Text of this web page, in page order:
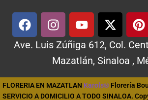
Ave. Luis Zúñiga 612, Col.
Mazatlán, Sinaloa ,
FLORERIA EN MAZATLAN Karols® Florería
SERVICIO A DOMICILIO A TODO SINALOA.